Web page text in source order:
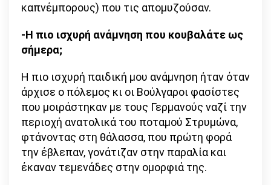
καπνέμπορους) που τις απομυζούσαν.
-Η πιο ισχυρή ανάμνηση που κουβαλάτε ως
σήμερα;
Η πιο ισχυρή παιδική μου ανάμνηση ήταν όταν
άρχισε ο πόλεμος κι οι Βούλγαροι φασίστες
που μοιράστηκαν με τους Γερμανούς ναζί την
περιοχή ανατολικά του ποταμού Στρυμώνα,
φτάνοντας στη θάλασσα, που πρώτη φορά
την έβλεπαν, γονάτιζαν στην παραλία και
έκαναν τεμενάδες στην ομορφιά της.